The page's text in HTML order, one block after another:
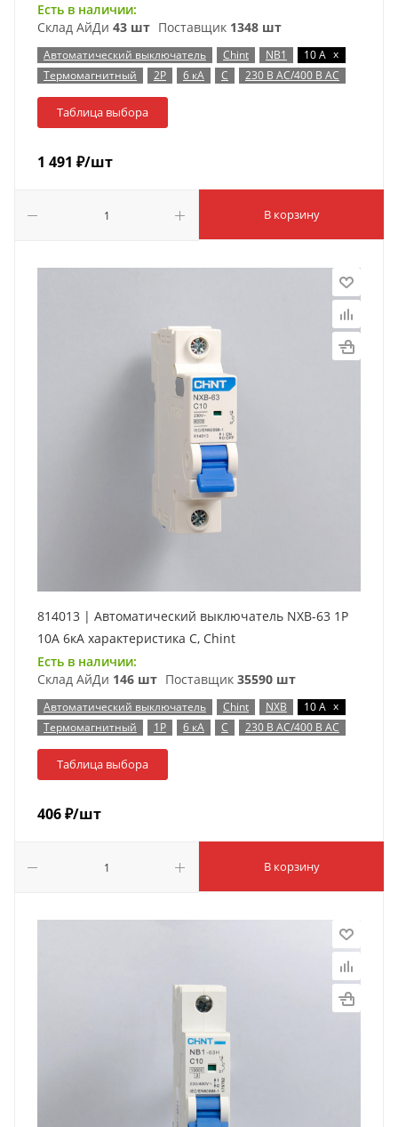
Есть в наличии:
Склад АйДи 43 шт Поставщик 1348 шт
Автоматический выключатель Chint NB1 10 А x
Термомагнитный
2P 6 кА C 230 В AC/400 В AC
Таблица выбора
1 491 ₽/шт
В корзину
814013 | Автоматический выключатель NXB-63 1P
10А 6кА характеристика C, Chint
Есть в наличии:
Склад АйДи 146 шт Поставщик 35590 шт
Автоматический выключатель Chint NXB 10 А x
Термомагнитный
1P 6 кА C 230 В AC/400 В AC
Таблица выбора
406₽/шт
В корзину